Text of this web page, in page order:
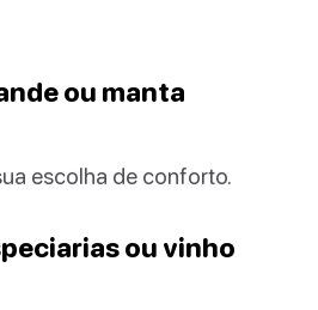
ou manta
escolha de conforto.
ou vinho